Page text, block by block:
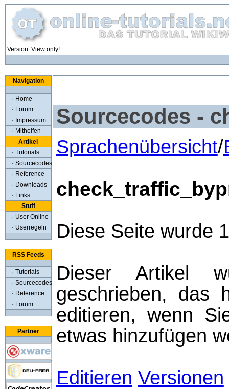
Version: View only!
Navigation
· Home
· Forum
· Impressum
· Mithelfen
Artikel
· Tutorials
· Sourcecodes
· Reference
· Downloads
· Links
Stuff
· User Online
· Userregeln
RSS Feeds
· Tutorials
· Sourcecodes
· Reference
· Forum
Partner
Sourcecodes -
Sprachenübersicht/
Diese Seite wurde
Dieser Artikel
geschrieben, das
editieren, wenn
etwas hinzufügen
Editieren Versionen